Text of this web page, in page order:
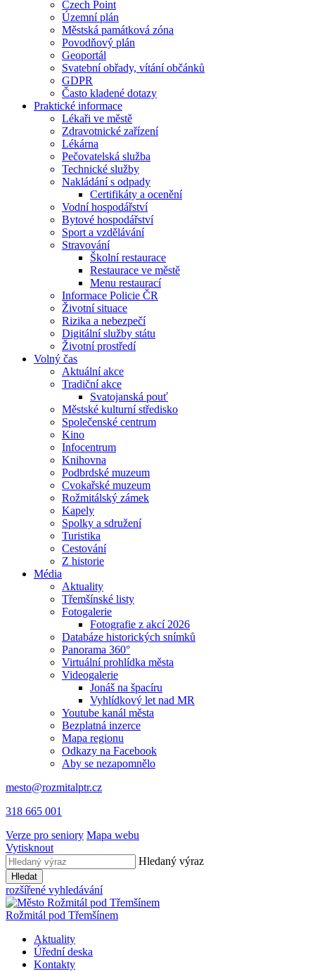
Czech Point
Územní plán
Městská památková zóna
Povodňový plán
Geoportál
Svatební obřady, vítání občánků
GDPR
Často kladené dotazy
Praktické informace
Lékaři ve městě
Zdravotnické zařízení
Lékárna
Pečovatelská služba
Technické služby
Nakládání s odpady
Certifikáty a ocenění
Vodní hospodářství
Bytové hospodářství
Sport a vzdělávání
Stravování
Školní restaurace
Restaurace ve městě
Menu restaurací
Informace Policie ČR
Životní situace
Rizika a nebezpečí
Digitální služby státu
Životní prostředí
Volný čas
Aktuální akce
Tradiční akce
Svatojanská pouť
Městské kulturní středisko
Společenské centrum
Kino
Infocentrum
Knihovna
Podbrdské muzeum
Cvokařské muzeum
Rožmitálský zámek
Kapely
Spolky a sdružení
Turistika
Cestování
Z historie
Média
Aktuality
Třemšínské listy
Fotogalerie
Fotografie z akcí 2026
Databáze historických snímků
Panorama 360°
Virtuální prohlídka města
Videogalerie
Jonáš na špacíru
Vyhlídkový let nad MR
Youtube kanál města
Bezplatná inzerce
Mapa regionu
Odkazy na Facebook
Aby se nezapomnělo
mesto@rozmitalptr.cz
318 665 001
Verze pro seniory Mapa webu
Vytisknout
Hledaný výraz
Hledat
rozšířené vyhledávání
Rožmitál pod Třemšínem
Aktuality
Úřední deska
Kontakty